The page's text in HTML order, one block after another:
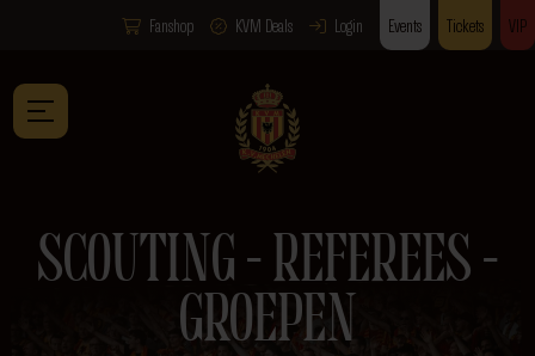
Fanshop KVM Deals Login Events Tickets VIP
SCOUTING – REFEREES –
GROEPEN